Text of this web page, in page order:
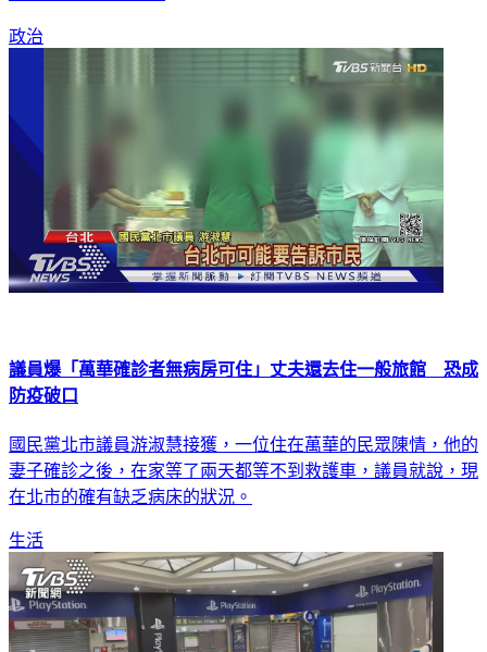
政治
議員爆「萬華確診者無病房可住」丈夫還去住一般旅館 恐成
防疫破口
國民黨北市議員游淑慧接獲，一位住在萬華的民眾陳情，他的
妻子確診之後，在家等了兩天都等不到救護車，議員就說，現
在北市的確有缺乏病床的狀況。
生活